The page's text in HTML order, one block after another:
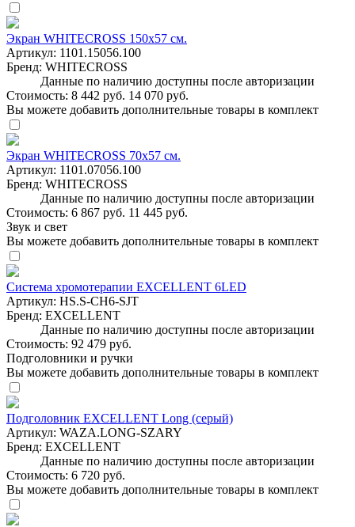
Экран WHITECROSS 150х57 см.
Артикул: 1101.15056.100
Бренд: WHITECROSS
Данные по наличию доступны после авторизации
Стоимость: 8 442 руб. 14 070 руб.
Вы можете добавить дополнительные товары в комплект
Экран WHITECROSS 70х57 см.
Артикул: 1101.07056.100
Бренд: WHITECROSS
Данные по наличию доступны после авторизации
Стоимость: 6 867 руб. 11 445 руб.
Звук и свет
Вы можете добавить дополнительные товары в комплект
Система хромотерапии EXCELLENT 6LED
Артикул: HS.S-CH6-SJT
Бренд: EXCELLENT
Данные по наличию доступны после авторизации
Стоимость: 92 479 руб.
Подголовники и ручки
Вы можете добавить дополнительные товары в комплект
Подголовник EXCELLENT Long (серый)
Артикул: WAZA.LONG-SZARY
Бренд: EXCELLENT
Данные по наличию доступны после авторизации
Стоимость: 6 720 руб.
Вы можете добавить дополнительные товары в комплект